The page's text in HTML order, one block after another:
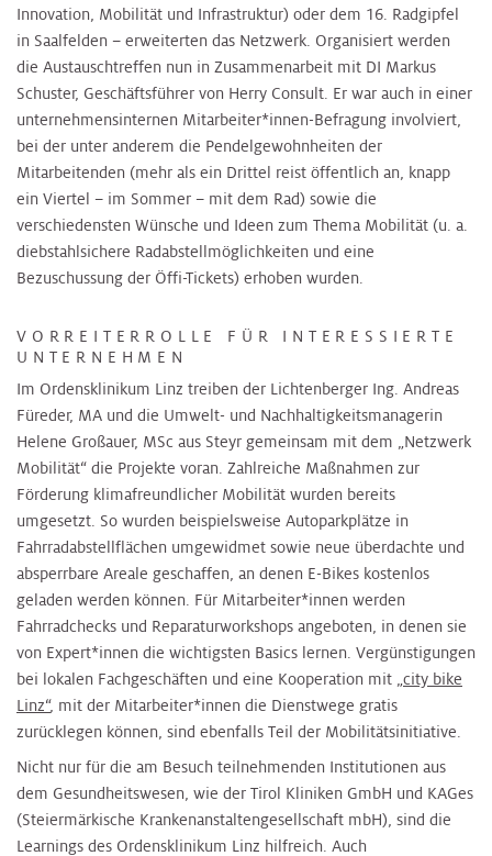
Innovation, Mobilität und Infrastruktur) oder dem 16. Radgipfel
in Saalfelden – erweiterten das Netzwerk. Organisiert werden
die Austauschtreffen nun in Zusammenarbeit mit DI Markus
Schuster, Geschäftsführer von Herry Consult. Er war auch in einer
unternehmensinternen Mitarbeiter*innen-Befragung involviert,
bei der unter anderem die Pendelgewohnheiten der
Mitarbeitenden (mehr als ein Drittel reist öffentlich an, knapp
ein Viertel – im Sommer – mit dem Rad) sowie die
verschiedensten Wünsche und Ideen zum Thema Mobilität (u. a.
diebstahlsichere Radabstellmöglichkeiten und eine
Bezuschussung der Öffi-Tickets) erhoben wurden.
VORREITERROLLE FÜR INTERESSIERTE
UNTERNEHMEN
Im Ordensklinikum Linz treiben der Lichtenberger Ing. Andreas
Füreder, MA und die Umwelt- und Nachhaltigkeitsmanagerin
Helene Großauer, MSc aus Steyr gemeinsam mit dem „Netzwerk
Mobilität“ die Projekte voran. Zahlreiche Maßnahmen zur
Förderung klimafreundlicher Mobilität wurden bereits
umgesetzt. So wurden beispielsweise Autoparkplätze in
Fahrradabstellflächen umgewidmet sowie neue überdachte und
absperrbare Areale geschaffen, an denen E-Bikes kostenlos
geladen werden können. Für Mitarbeiter*innen werden
Fahrradchecks und Reparaturworkshops angeboten, in denen sie
von Expert*innen die wichtigsten Basics lernen. Vergünstigungen
bei lokalen Fachgeschäften und eine Kooperation mit „city bike
Linz“, mit der Mitarbeiter*innen die Dienstwege gratis
zurücklegen können, sind ebenfalls Teil der Mobilitätsinitiative.
Nicht nur für die am Besuch teilnehmenden Institutionen aus
dem Gesundheitswesen, wie der Tirol Kliniken GmbH und KAGes
(Steiermärkische Krankenanstaltengesellschaft mbH), sind die
Learnings des Ordensklinikum Linz hilfreich. Auch